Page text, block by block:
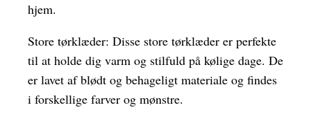
hjem.
Store tørklæder: Disse store tørklæder er perfekte
til at holde dig varm og stilfuld på kølige dage. De
er lavet af blødt og behageligt materiale og findes
i forskellige farver og mønstre.